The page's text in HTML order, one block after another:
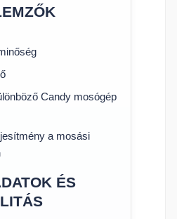
Candy mosógép
a mosási
ÉS